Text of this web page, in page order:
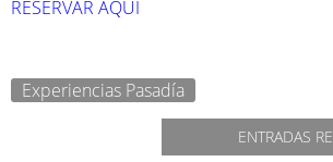
RESERVAR AQUÍ
Experiencias Pasadía
ENTRADAS